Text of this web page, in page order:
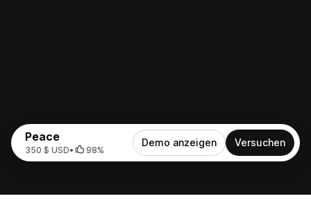
Peace
350 $ USD• 98%
Demo anzeigen Versuchen